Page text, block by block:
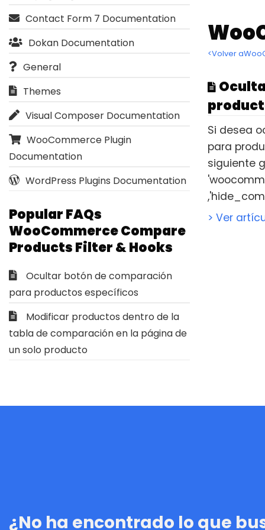
<Volver
Si desea
para
siguiente
> Ver
Contact Form 7 Documentation
Dokan Documentation
General
Themes
Visual Composer Documentation
WooCommerce Plugin
Documentation
WordPress Plugins Documentation
Popular FAQs
WooCommerce Compare
Products Filter & Hooks
Ocultar botón de comparación
para productos específicos
Modificar productos dentro de la
tabla de comparación en la página de
un solo producto
¿No ha encontrado lo que